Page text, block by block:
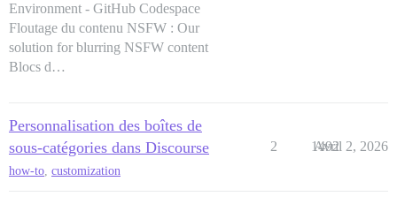
Environment - GitHub Codespace
Floutage du contenu NSFW : Our
solution for blurring NSFW content
Blocs d…
Personnalisation des boîtes de
sous-catégories dans Discourse
how-to, customization
2 1492
Avril 2, 2026